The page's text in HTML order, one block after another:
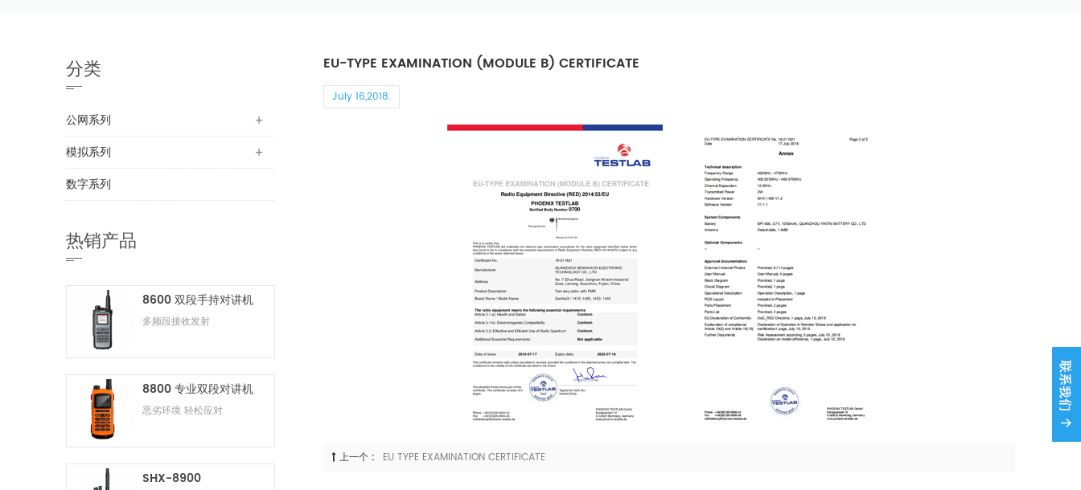
EU-TYPE EXAMINATION (MODULE B) CERTIFICATE
July 16,2018.
上一个 : EU TYPE EXAMINATION CERTIFICATE
分类
公网系列
模拟系列
数字系列
热销产品
8600 双段手持对讲机
多频段接收发射
8800 专业双段对讲机
恶劣环境 轻松应对
SHX-8900